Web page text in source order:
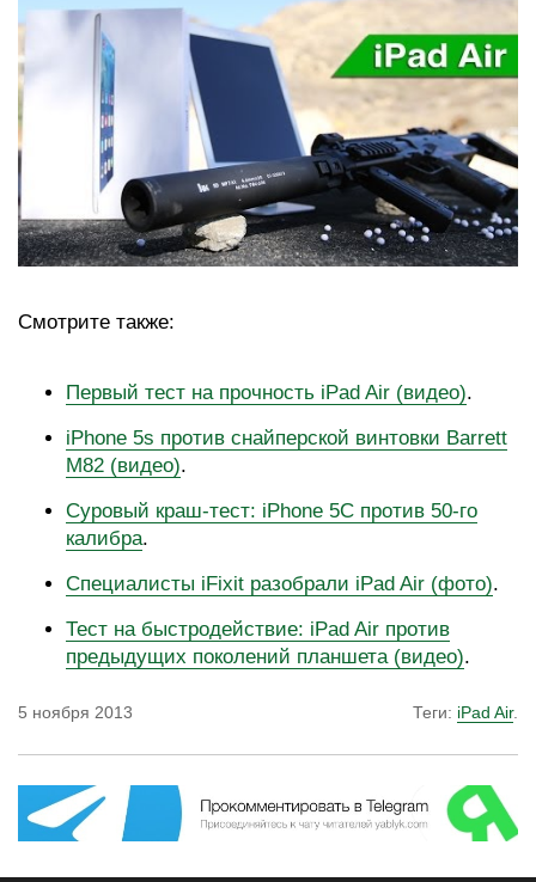
Смотрите также:
Первый тест на прочность iPad Air (видео).
iPhone 5s против снайперской винтовки Barrett
M82 (видео).
Суровый краш-тест: iPhone 5C против 50-го
калибра.
Специалисты iFixit разобрали iPad Air (фото).
Тест на быстродействие: iPad Air против
предыдущих поколений планшета (видео).
5 ноября 2013 Теги: iPad Air.